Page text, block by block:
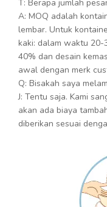
T: Berapa jumlah
A: MOQ adalah
lembar. Untuk
kaki: dalam waktu
40% dan desain
awal dengan merk
Q: Bisakah saya
J: Tentu saja. Kami
akan ada biaya
diberikan sesuai